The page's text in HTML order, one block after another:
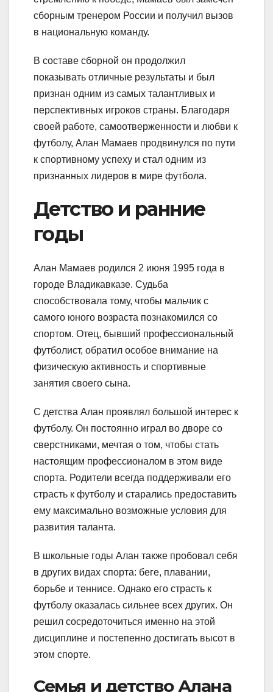
сборным тренером России и получил вызов
в национальную команду.
В составе сборной он продолжил
показывать отличные результаты и был
признан одним из самых талантливых и
перспективных игроков страны. Благодаря
своей работе, самоотверженности и любви к
футболу, Алан Мамаев продвинулся по пути
к спортивному успеху и стал одним из
признанных лидеров в мире футбола.
Детство и ранние
годы
Алан Мамаев родился 2 июня 1995 года в
городе Владикавказе. Судьба
способствовала тому, чтобы мальчик с
самого юного возраста познакомился со
спортом. Отец, бывший профессиональный
футболист, обратил особое внимание на
физическую активность и спортивные
занятия своего сына.
С детства Алан проявлял большой интерес к
футболу. Он постоянно играл во дворе со
сверстниками, мечтая о том, чтобы стать
настоящим профессионалом в этом виде
спорта. Родители всегда поддерживали его
страсть к футболу и старались предоставить
ему максимально возможные условия для
развития таланта.
В школьные годы Алан также пробовал себя
в других видах спорта: беге, плавании,
борьбе и теннисе. Однако его страсть к
футболу оказалась сильнее всех других. Он
решил сосредоточиться именно на этой
дисциплине и постепенно достигать высот в
этом спорте.
Семья и детство Алана